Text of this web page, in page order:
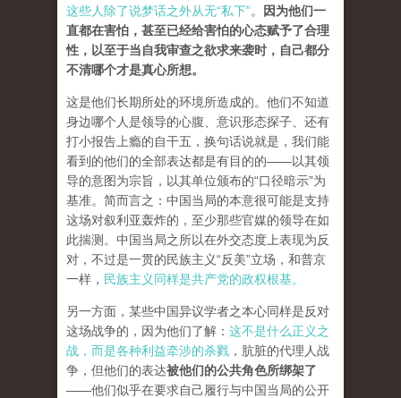
这些人除了说梦话之外从无“私下”。
因为他们一
直都在害怕，甚至已经给害怕的心态赋予了合理
性，以至于当自我审查之欲求来袭时，自己都分
不清哪个才是真心所想。
这是他们长期所处的环境所造成的。他们不知道
身边哪个人是领导的心腹、意识形态探子、还有
打小报告上瘾的自干五，换句话说就是，我们能
看到的他们的全部表达都是有目的的——以其领
导的意图为宗旨，以其单位颁布的“口径暗示”为
基准。简而言之：中国当局的本意很可能是支持
这场对叙利亚轰炸的，至少那些官媒的领导在如
此揣测。中国当局之所以在外交态度上表现为反
对，不过是一贯的民族主义“反美”立场，和普京
一样， 民族主义同样是共产党的政权根基。
另一方面，某些中国异议学者之本心同样是反对
这场战争的，因为他们了解： 这不是什么正义之
战，而是各种利益牵涉的杀戮 ，肮脏的代理人战
争，但他们的表达被他们的公共角色所绑架了
——他们似乎在要求自己履行与中国当局的公开